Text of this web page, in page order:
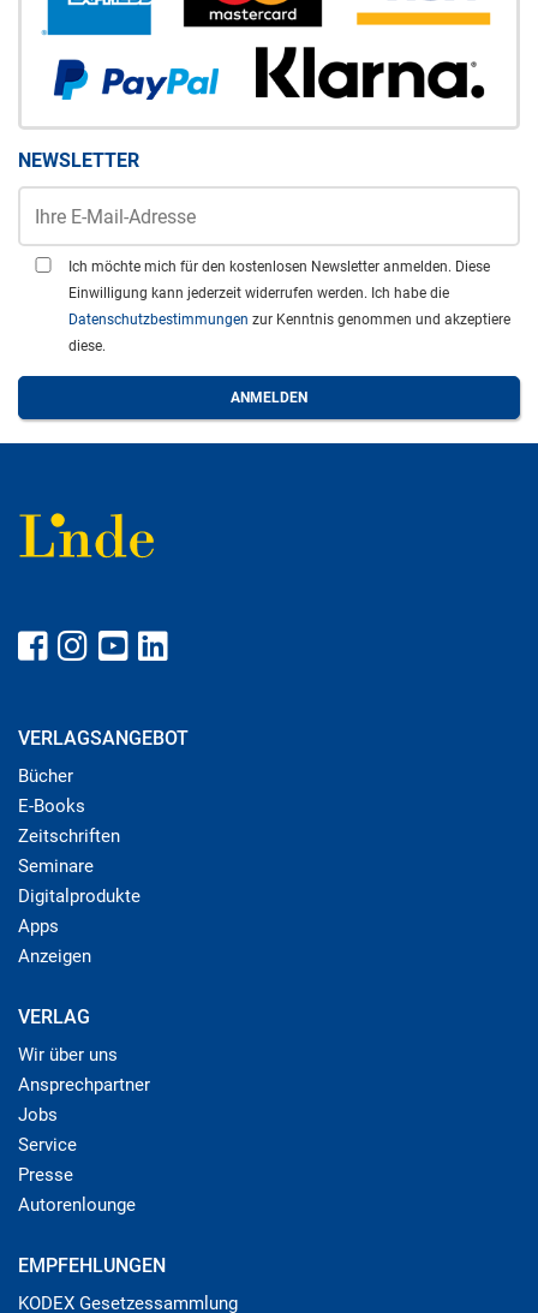
NEWSLETTER
Ich möchte mich für den kostenlosen Newsletter anmelden. Diese
Einwilligung kann jederzeit widerrufen werden. Ich habe die
Datenschutzbestimmungen zur Kenntnis genommen und akzeptiere
diese.
VERLAGSANGEBOT
Bücher
E-Books
Zeitschriften
Seminare
Digitalprodukte
Apps
Anzeigen
VERLAG
Wir über uns
Ansprechpartner
Jobs
Service
Presse
Autorenlounge
EMPFEHLUNGEN
KODEX Gesetzessammlung